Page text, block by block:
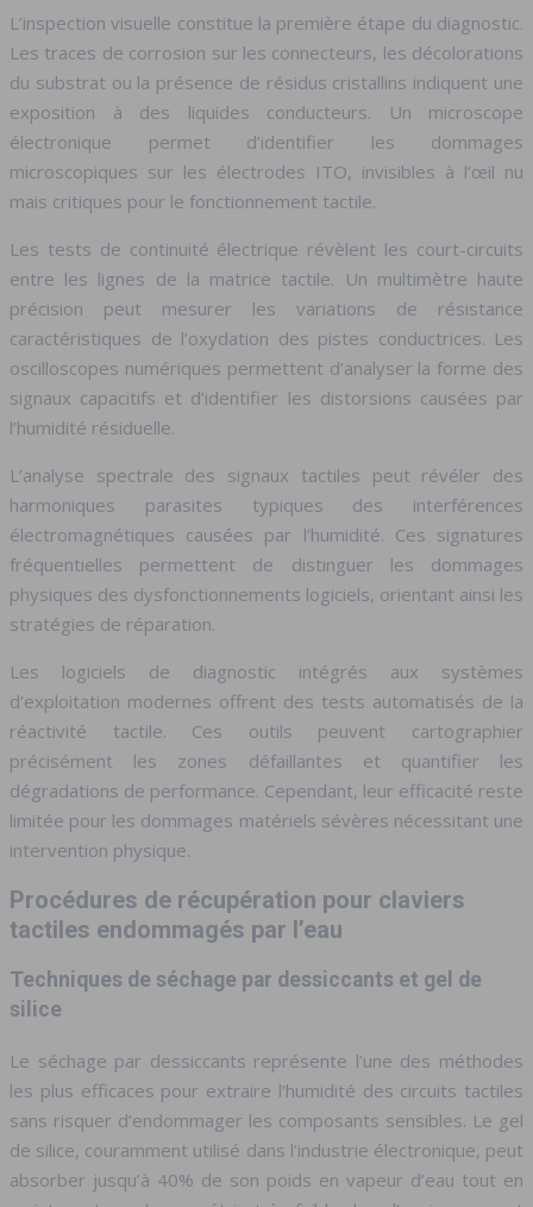
L’inspection visuelle constitue la première étape du diagnostic.
Les traces de corrosion sur les connecteurs, les décolorations
du substrat ou la présence de résidus cristallins indiquent une
exposition à des liquides conducteurs. Un microscope
électronique permet d’identifier les dommages
microscopiques sur les électrodes ITO, invisibles à l’œil nu
mais critiques pour le fonctionnement tactile.
Les tests de continuité électrique révèlent les court-circuits
entre les lignes de la matrice tactile. Un multimètre haute
précision peut mesurer les variations de résistance
caractéristiques de l’oxydation des pistes conductrices. Les
oscilloscopes numériques permettent d’analyser la forme des
signaux capacitifs et d’identifier les distorsions causées par
l’humidité résiduelle.
L’analyse spectrale des signaux tactiles peut révéler des
harmoniques parasites typiques des interférences
électromagnétiques causées par l’humidité. Ces signatures
fréquentielles permettent de distinguer les dommages
physiques des dysfonctionnements logiciels, orientant ainsi les
stratégies de réparation.
Les logiciels de diagnostic intégrés aux systèmes
d’exploitation modernes offrent des tests automatisés de la
réactivité tactile. Ces outils peuvent cartographier
précisément les zones défaillantes et quantifier les
dégradations de performance. Cependant, leur efficacité reste
limitée pour les dommages matériels sévères nécessitant une
intervention physique.
Procédures de récupération pour claviers
tactiles endommagés par l’eau
Techniques de séchage par dessiccants et gel de
silice
Le séchage par dessiccants représente l’une des méthodes
les plus efficaces pour extraire l’humidité des circuits tactiles
sans risquer d’endommager les composants sensibles. Le gel
de silice, couramment utilisé dans l’industrie électronique, peut
absorber jusqu’à 40% de son poids en vapeur d’eau tout en